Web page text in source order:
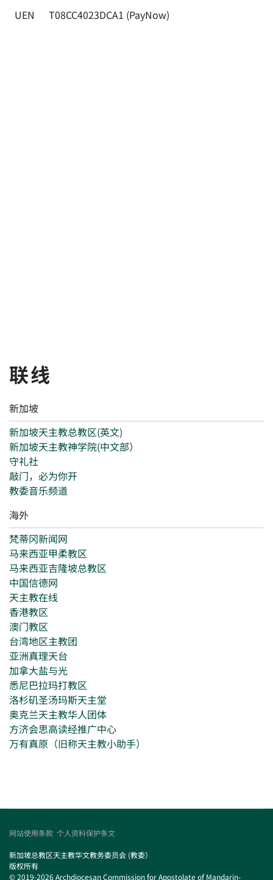
UEN T08CC4023DCA1 (PayNow)
联线
新加坡
新加坡天主教总教区(英文)
新加坡天主教神学院(中文部）
守礼社
敲门，必为你开
教委音乐频道
海外
梵蒂冈新闻网
马来西亚甲柔教区
马来西亚吉隆坡总教区
中国信德网
天主教在线
香港教区
澳门教区
台湾地区主教团
亚洲真理天台
加拿大盐与光
悉尼巴拉玛打教区
洛杉矶圣汤玛斯天主堂
奥克兰天主教华人团体
方济会思高读经推广中心
万有真原（旧称天主教小助手）
网站使用条款 个人资料保护条文
新加坡总教区天主教华文教务委员会 (教委）
版权所有
© 2019-2026 Archdiocesan Commission for Apostolate of Mandarin-